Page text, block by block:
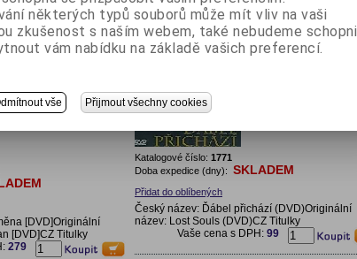
[DVD]Originální
[DVD]CZ Titulky
279
Katalogové číslo: 1771
Doba expedice (dny): SKLADEM
Přidat do oblíbených
Český název: Ďábel přichází (DVD)Originální
název: Lost Souls (DVD)CZ Titulky
Vaše cena s DPH: 99
některých typů souborů může mít vliv na vaši
zkušenost s naším webem, také nebudeme schopni
vám nabídku na základě vašich preferencí.
vše Přijmout všechny cookies